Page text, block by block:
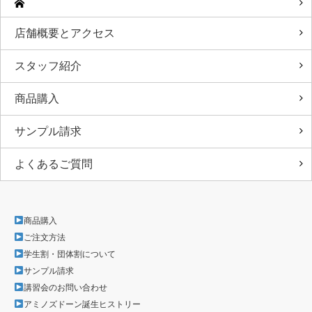
店舗概要とアクセス
スタッフ紹介
商品購入
サンプル請求
よくあるご質問
商品購入
ご注文方法
学生割・団体割について
サンプル請求
講習会のお問い合わせ
アミノズドーン誕生ヒストリー